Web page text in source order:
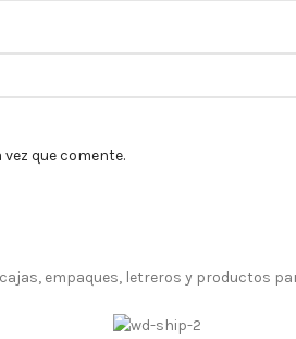
que comente.
empaques, letreros y productos